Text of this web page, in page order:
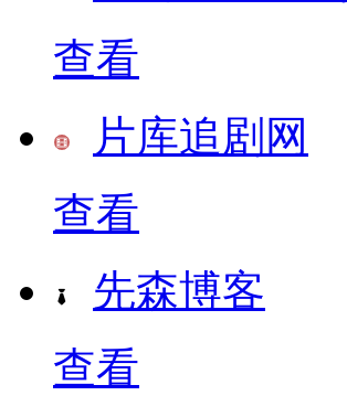
查看
片库追剧网
查看
先森博客
查看